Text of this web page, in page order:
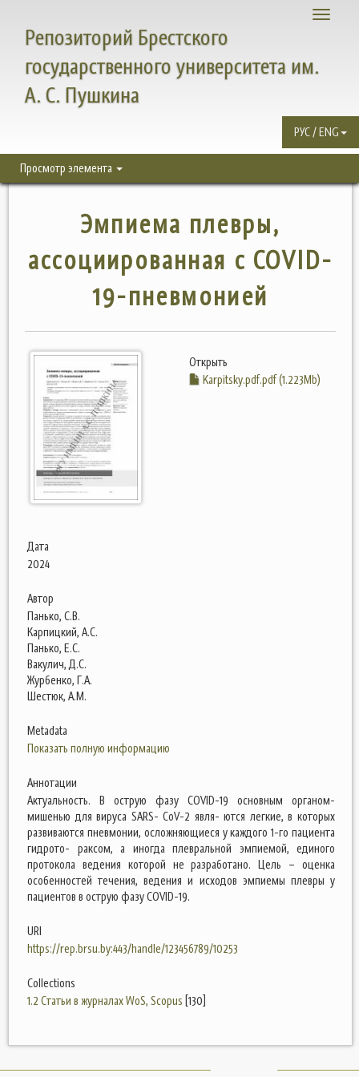
Toggle
Репозиторий Брестского
государственного университета им.
А. С. Пушкина
РУС / ENG
Просмотр элемента
Эмпиема плевры,
ассоциированная с COVID-
19-пневмонией
Открыть
Karpitsky.pdf.pdf (1.223Mb)
Дата
2024
Автор
Панько, С.В.
Карпицкий, А.С.
Панько, Е.С.
Вакулич, Д.С.
Журбенко, Г.А.
Шестюк, А.М.
Metadata
Показать полную информацию
Аннотации
Актуальность. В острую фазу COVID-19 основным органом-
мишенью для вируса SARS- CoV-2 явля- ются легкие, в которых
развиваются пневмонии, осложняющиеся у каждого 1-го пациента
гидрото- раксом, а иногда плевральной эмпиемой, единого
протокола ведения которой не разработано. Цель – оценка
особенностей течения, ведения и исходов эмпиемы плевры у
пациентов в острую фазу COVID-19.
URI
https://rep.brsu.by:443/handle/123456789/10253
Collections
1.2 Статьи в журналах WoS, Scopus [130]